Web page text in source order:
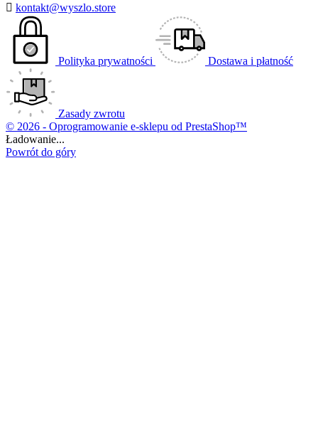
 kontakt@wyszlo.store
Polityka prywatności Dostawa i płatność
Zasady zwrotu
© 2026 - Oprogramowanie e-sklepu od PrestaShop™
Ładowanie...
Powrót do góry